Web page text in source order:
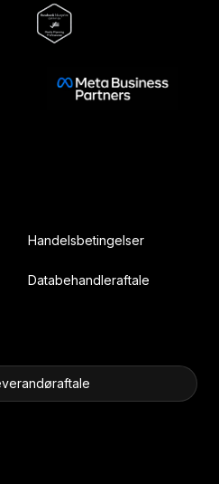
Handelsbetingelser
Databehandleraftale